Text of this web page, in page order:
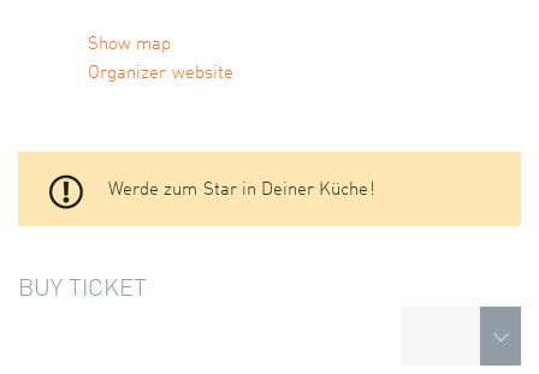
Show map
Organizer website
Werde zum Star in Deiner Küche!
BUY TICKET